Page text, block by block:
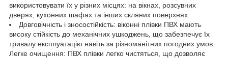
використовувати їх у різних місцях: на вікнах, розсувних
дверях, кухонних шафах та інших скляних поверхнях.
Довговічність і зносостійкість: віконні плівки ПВХ мають
високу стійкість до механічних ушкоджень, що забезпечує їх
тривалу експлуатацію навіть за різноманітних погодних умов.
Легке очищення: ПВХ плівки легко чистяться, що дозволяє